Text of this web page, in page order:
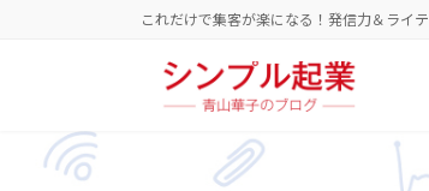
これだけで集客が楽になる！発信力＆ライ